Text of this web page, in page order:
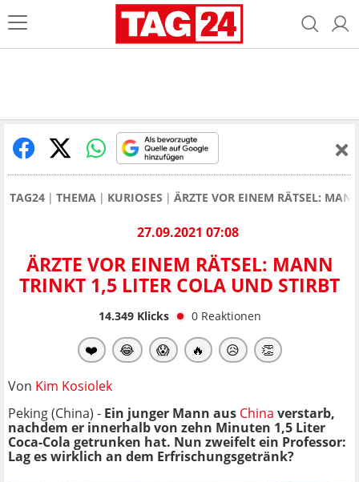
TAG24 THEMA KURIOSES ÄRZTE VOR EINEM RÄTSEL:
27.09.2021 07:08
ÄRZTE VOR EINEM RÄTSEL: MANN
TRINKT 1,5 LITER COLA UND STIRBT
14.349Klicks 0 Reaktionen
❤️ 😂 😱 🔥 😥 👏
Von Kim Kosiolek
Peking (China) - Ein junger Mann aus China verstarb,
nachdem er innerhalb von zehn Minuten 1,5 Liter
Coca-Cola getrunken hat. Nun zweifelt ein Professor:
Lag es wirklich an dem Erfrischungsgetränk?